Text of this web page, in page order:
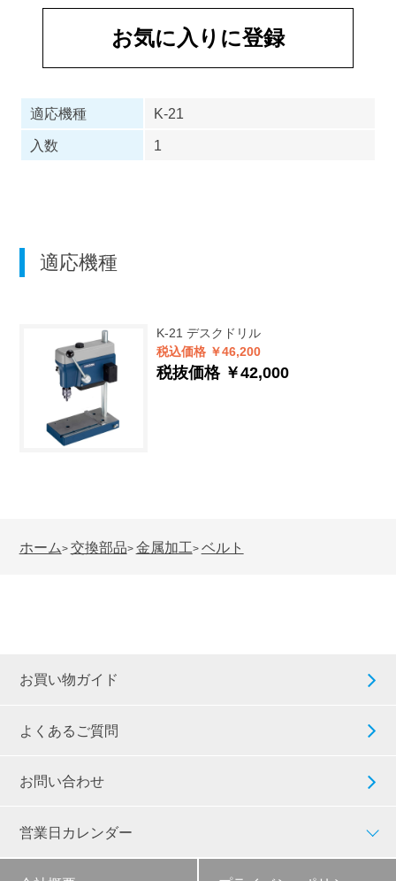
お気に入りに登録
適応機種
K-21
入数
1
適応機種
K-21 デスクドリル
税込価格 ￥46,200
税抜価格 ￥42,000
ホーム> 交換部品> 金属加工> ベルト
お買い物ガイド
よくあるご質問
お問い合わせ
営業日カレンダー